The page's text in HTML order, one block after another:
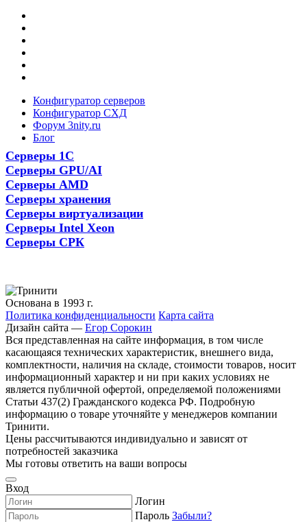
Конфигуратор серверов
Конфигуратор СХД
Форум 3nity.ru
Блог
Серверы 1С
Серверы GPU/AI
Серверы AMD
Серверы хранения
Серверы виртуализации
Серверы Intel Xeon
Серверы СРК
Основана в 1993 г.
Политика конфиденциальности Карта сайта
Дизайн сайта — Егор Сорокин
Вся представленная на сайте информация, в том числе
касающаяся технических характеристик, внешнего вида,
комплектности, наличия на складе, стоимости товаров, носит
информационный характер и ни при каких условиях не
является публичной офертой, определяемой положениями
Статьи 437(2) Гражданского кодекса РФ. Подробную
информацию о товаре уточняйте у менеджеров компании
Тринити.
Цены рассчитываются индивидуально и зависят от
потребностей заказчика
Мы готовы ответить на ваши вопросы
Вход
Логин
Пароль Забыли?